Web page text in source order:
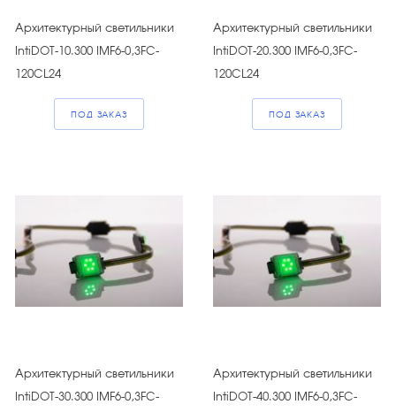
Архитектурный светильники
IntiDOT-10.300 IMF6-0,3FC-
120CL24
ПОД ЗАКАЗ
Архитектурный светильники
IntiDOT-20.300 IMF6-0,3FC-
120CL24
ПОД ЗАКАЗ
Архитектурный светильники
IntiDOT-30.300 IMF6-0,3FC-
Архитектурный светильники
IntiDOT-40.300 IMF6-0,3FC-